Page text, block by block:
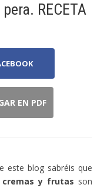
RECETA
EN PDF
este blog sabréis que
cremas y frutas son